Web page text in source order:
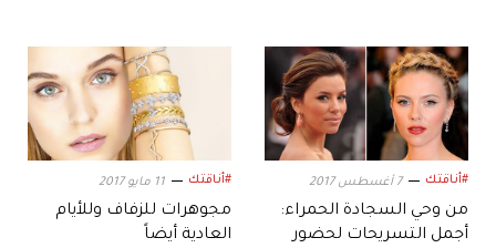
#أناقتك 7 أغسطس 2017
من وحي السجادة الحمراء:
أجمل التسريحات لحضور
#أناقتك 11 مايو 2017
مجوهرات للزفاف وللأيام
العادية أيضاً